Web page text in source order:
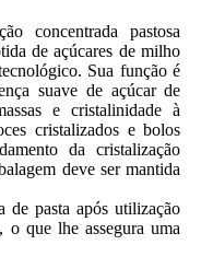
concentrada pastosa
de açúcares de milho
Sua função é
suave de açúcar de
e cristalinidade à
cristalizados e bolos
da cristalização
deve ser mantida
de pasta após utilização
o que lhe assegura uma